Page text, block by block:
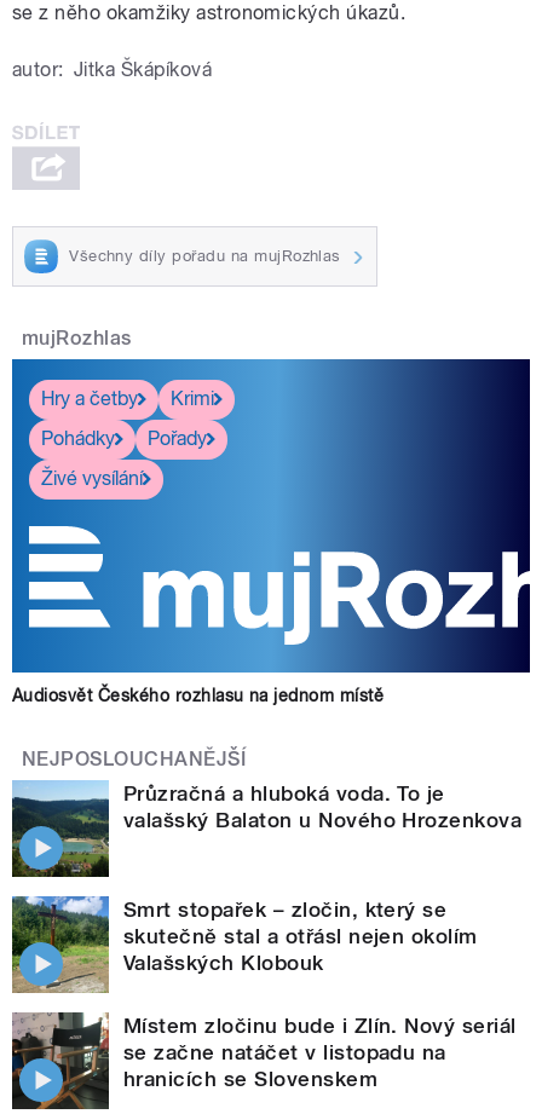
se z něho okamžiky astronomických úkazů.
autor: Jitka Škápíková
Všechny díly pořadu na mujRozhlas
mujRozhlas
Hry a četby
Krimi
Pohádky
Pořady
Živé vysílání
Audiosvět Českého rozhlasu na jednom místě
NEJPOSLOUCHANĚJŠÍ
Průzračná a hluboká voda. To je
valašský Balaton u Nového Hrozenkova
Smrt stopařek – zločin, který se
skutečně stal a otřásl nejen okolím
Valašských Klobouk
Místem zločinu bude i Zlín. Nový seriál
se začne natáčet v listopadu na
hranicích se Slovenskem